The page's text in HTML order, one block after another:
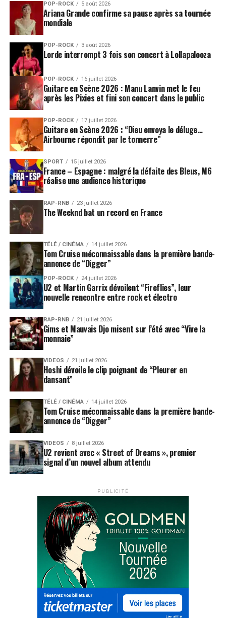
POP-ROCK 5 août 2026
Ariana Grande confirme sa pause après sa tournée
mondiale
POP-ROCK 3 août 2026
Lorde interrompt 3 fois son concert à Lollapalooza
POP-ROCK 16 juillet 2026
Guitare en Scène 2026 : Manu Lanvin met le feu
après les Pixies et fini son concert dans le public
POP-ROCK 17 juillet 2026
Guitare en Scène 2026 : “Dieu envoya le déluge…
Airbourne répondit par le tonnerre”
SPORT 15 juillet 2026
France – Espagne : malgré la défaite des Bleus, M6
réalise une audience historique
RAP-RNB 23 juillet 2026
The Weeknd bat un record en France
TÉLÉ / CINÉMA 14 juillet 2026
Tom Cruise méconnaissable dans la première bande-
annonce de “Digger”
POP-ROCK 24 juillet 2026
U2 et Martin Garrix dévoilent “Fireflies”, leur
nouvelle rencontre entre rock et électro
RAP-RNB 21 juillet 2026
Gims et Mauvais Djo misent sur l’été avec “Vive la
monnaie”
VIDEOS 21 juillet 2026
Hoshi dévoile le clip poignant de “Pleurer en
dansant”
TÉLÉ / CINÉMA 14 juillet 2026
Tom Cruise méconnaissable dans la première bande-
annonce de “Digger”
VIDEOS 8 juillet 2026
U2 revient avec « Street of Dreams », premier
signal d’un nouvel album attendu
PUBLICITÉ